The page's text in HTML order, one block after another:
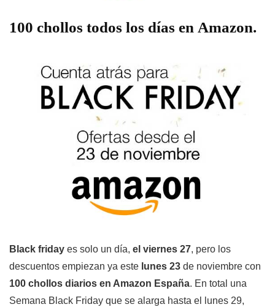
100 chollos todos los días en Amazon.
Black friday es solo un día, el viernes 27, pero los
descuentos empiezan ya este lunes 23 de noviembre con
100 chollos diarios en Amazon España. En total una
Semana Black Friday que se alarga hasta el lunes 29,